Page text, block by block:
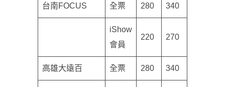
台南FOCUS 全票 280 340
iShow
會員
220 270
高雄大遠百 全票 280 340